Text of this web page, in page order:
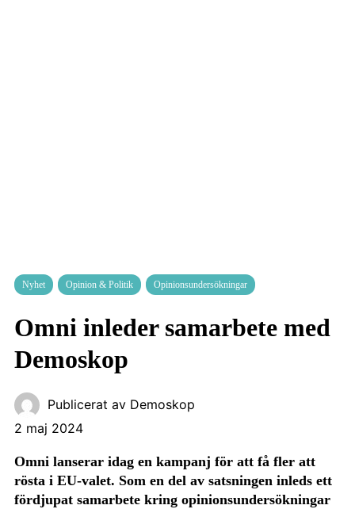
Nyhet Opinion & Politik Opinionsundersökningar
Omni inleder samarbete med
Demoskop
Publicerat av Demoskop
2 maj 2024
Omni lanserar idag en kampanj för att få fler att
rösta i EU-valet. Som en del av satsningen inleds ett
fördjupat samarbete kring opinionsundersökningar